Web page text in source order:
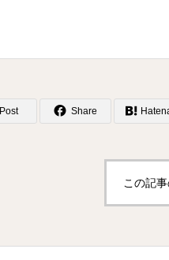
Post Share
この記